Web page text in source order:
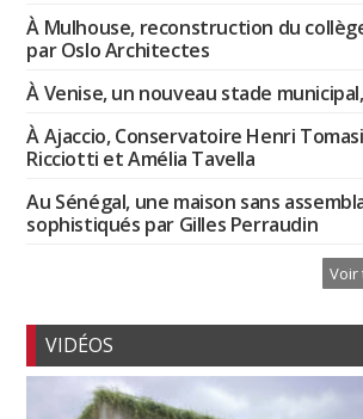
À Mulhouse, reconstruction du
par Oslo Architectes
À Venise, un nouveau stade
À Ajaccio, Conservatoire Henri
Ricciotti et Amélia Tavella
Au Sénégal, une maison sans
sophistiqués par Gilles Perraudin
Voir
VIDÉOS